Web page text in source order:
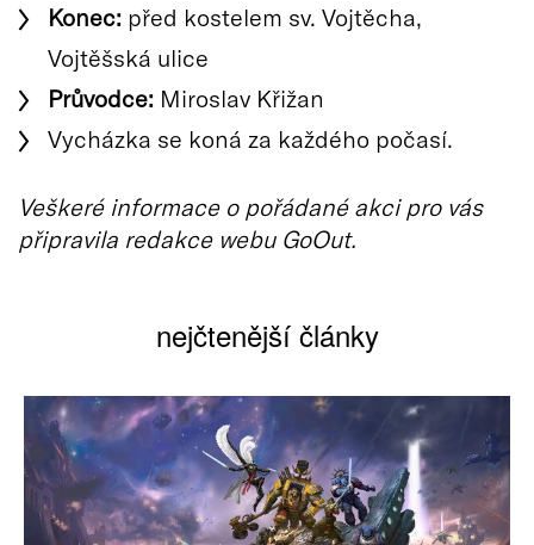
Konec: před kostelem sv. Vojtěcha,
Vojtěšská ulice
Průvodce: Miroslav Křižan
Vycházka se koná za každého počasí.
Veškeré informace o pořádané akci pro vás
připravila redakce webu GoOut.
nejčtenější články